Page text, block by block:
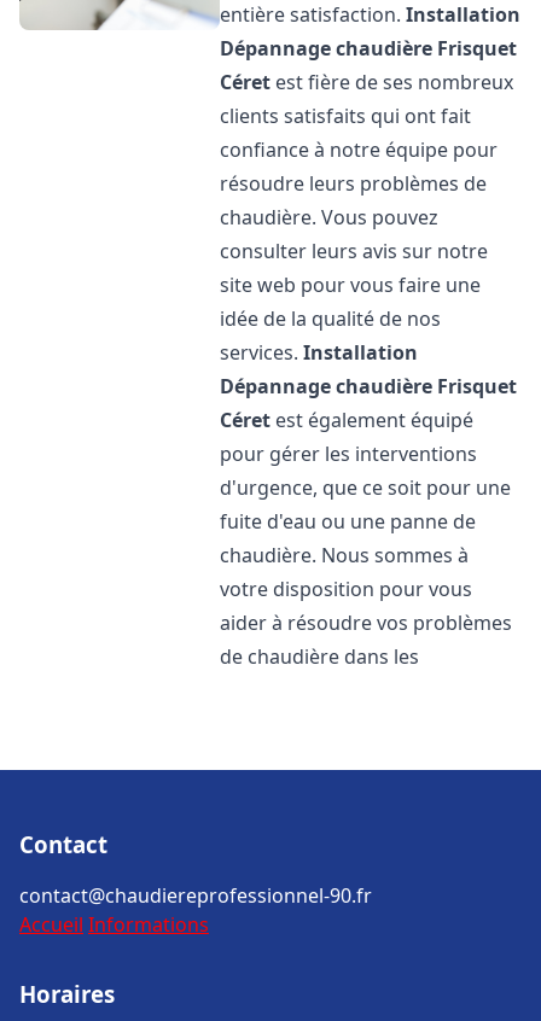
entière satisfaction.Installation
Dépannage chaudière Frisquet
Céret est fière de ses nombreux
clients satisfaits qui ont fait
confiance à notre équipe pour
résoudre leurs problèmes de
chaudière. Vous pouvez
consulter leurs avis sur notre
site web pour vous faire une
idée de la qualité de nos
services.Installation
Dépannage chaudière Frisquet
Céret est également équipé
pour gérer les interventions
d'urgence, que ce soit pour une
fuite d'eau ou une panne de
chaudière. Nous sommes à
votre disposition pour vous
aider à résoudre vos problèmes
de chaudière dans les
Contact
contact@chaudiereprofessionnel-90.fr
Accueil Informations
Horaires